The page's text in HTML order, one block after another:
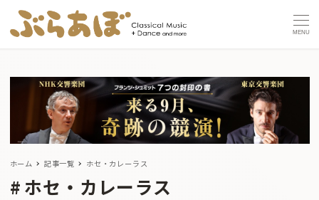
MENU
ホーム 記事一覧 ホセ・カレーラス
ホセ・カレーラス